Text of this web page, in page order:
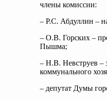
члены комиссии:
– Р.С. Абдуллин –
– О.В. Горских –
Пышма;
– Н.В. Невструев –
коммунального
– депутат Думы